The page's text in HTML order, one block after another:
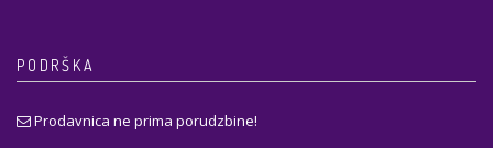
PODRŠKA
Prodavnica ne prima porudzbine!